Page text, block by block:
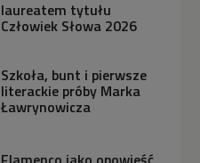
laureatem tytułu
Człowiek Słowa 2026
Szkoła, bunt i pierwsze
literackie próby Marka
Ławrynowicza